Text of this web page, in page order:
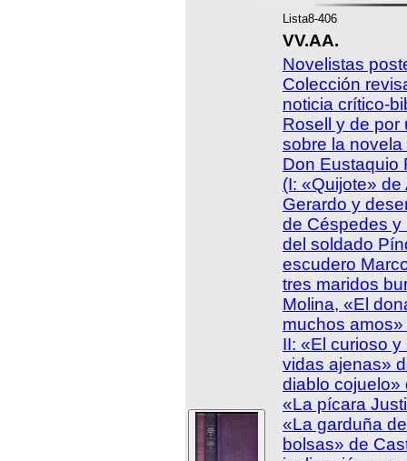
Lista8-406
VV.AA.
Novelistas
Colección
noticia crítico-
Rosell y de por
sobre la
Don Eustaquio
(I: «Quijote»
Gerardo y
de Céspedes y
del soldado
escudero
tres maridos
Molina, «El
muchos
II: «El curioso
vidas ajenas»
diablo cojuelo»
«La pícara
«La garduña
bolsas» de